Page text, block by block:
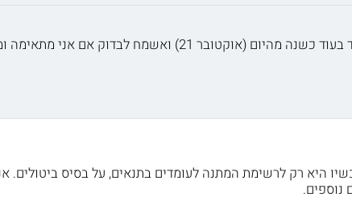
אני רוצה ללמוד עבודה סוציאלית רני משתחררת עוד 4 חודשים מתכננת ללמוד בעוד כשנה מהיום (אוקטובר 21) ואשמח
היא רק לרשימת המתנה לעומדים בתנאים, על בסיס ביטולים.